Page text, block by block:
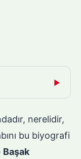
▶
nerelidir,
bu biyografi
Başak